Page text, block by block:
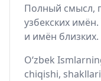
Полный смысл,
узбекских
и имён близких.
O‘zbek
chiqishi,